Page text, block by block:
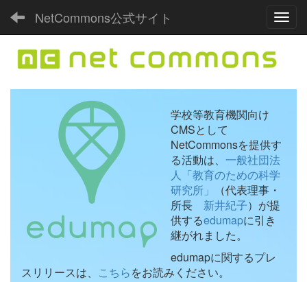
NetCommons公式サイト
学校等教育機関向け
CMSとして
NetCommonsを提供す
る活動は、 一般社団法
人「教育のための科学
研究所」
（代表理事・
所長 新井紀子）が提
供するedumapに引き
継がれました。
edumapに関するプレ
スリリースは、 こちらをお読みください。